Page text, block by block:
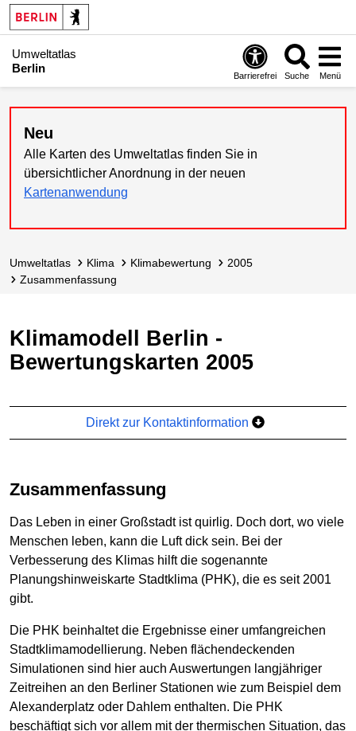
Umweltatlas
Berlin
Barrierefrei Suche Menü
Neu
Alle Karten des Umweltatlas finden Sie in
übersichtlicher Anordnung in der neuen
Kartenanwendung
Umweltatlas Klima Klimabewertung
2005
Zusammen­fassung
Klimamodell Berlin -
Bewertungskarten 2005
Direkt zur Kontaktinformation
Zusammenfassung
Das Leben in einer Großstadt ist quirlig. Doch dort, wo viele
Menschen leben, kann die Luft dick sein. Bei der
Verbesserung des Klimas hilft die sogenannte
Planungshinweiskarte Stadtklima (PHK), die es seit 2001
gibt.
Die PHK beinhaltet die Ergebnisse einer umfangreichen
Stadtklimamodellierung. Neben flächendeckenden
Simulationen sind hier auch Auswertungen langjähriger
Zeitreihen an den Berliner Stationen wie zum Beispiel dem
Alexanderplatz oder Dahlem enthalten. Die PHK
beschäftigt sich vor allem mit der thermischen Situation, das